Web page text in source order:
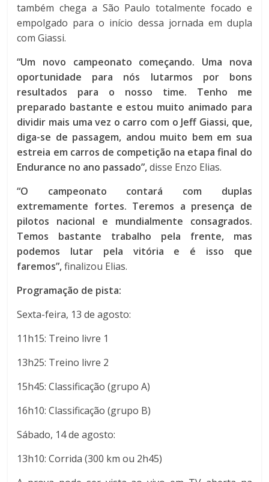
também chega a São Paulo totalmente focado e
empolgado para o início dessa jornada em dupla
com Giassi.
“Um novo campeonato começando. Uma nova
oportunidade para nós lutarmos por bons
resultados para o nosso time. Tenho me
preparado bastante e estou muito animado para
dividir mais uma vez o carro com o Jeff Giassi, que,
diga-se de passagem, andou muito bem em sua
estreia em carros de competição na etapa final do
Endurance no ano passado”,disse Enzo Elias.
“O campeonato contará com duplas
extremamente fortes. Teremos a presença de
pilotos nacional e mundialmente consagrados.
Temos bastante trabalho pela frente, mas
podemos lutar pela vitória e é isso que
faremos”,finalizou Elias.
Programação de pista:
Sexta-feira, 13 de agosto:
11h15: Treino livre 1
13h25: Treino livre 2
15h45: Classificação (grupo A)
16h10: Classificação (grupo B)
Sábado, 14 de agosto:
13h10: Corrida (300 km ou 2h45)